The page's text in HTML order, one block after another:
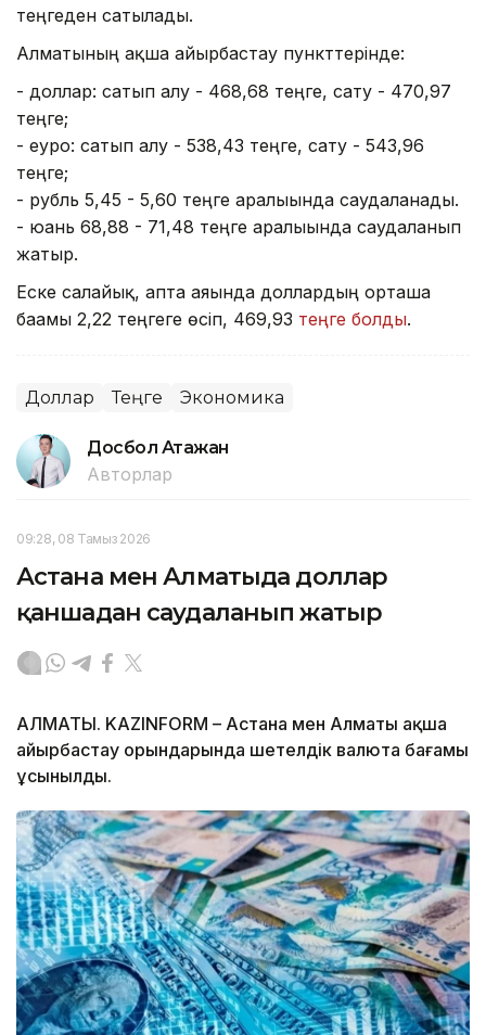
теңгеден сатылады.
Алматының ақша айырбастау пункттерінде:
- доллар: сатып алу - 468,68 теңге, сату - 470,97
теңге;
- еуро: сатып алу - 538,43 теңге, сату - 543,96
теңге;
- рубль 5,45 - 5,60 теңге аралығында саудаланады.
- юань 68,88 - 71,48 теңге аралығында саудаланып
жатыр.
Еске салайық, апта аяғында доллардың орташа
бағамы 2,22 теңгеге өсіп, 469,93 теңге болды.
Доллар Теңге Экономика
Досбол Атажан
Авторлар
09:28, 08 Тамыз 2026
Астана мен Алматыда доллар
қаншадан саудаланып жатыр
АЛМАТЫ. KAZINFORM – Астана мен Алматы ақша
айырбастау орындарында шетелдік валюта бағамы
ұсынылды.